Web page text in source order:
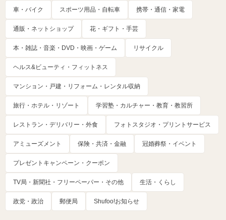
車・バイク スポーツ用品・自転車 携帯・通信・家電
通販・ネットショップ 花・ギフト・手芸
本・雑誌・音楽・DVD・映画・ゲーム リサイクル
ヘルス&ビューティ・フィットネス
マンション・戸建・リフォーム・レンタル収納
旅行・ホテル・リゾート 学習塾・カルチャー・教育・教習所
レストラン・デリバリー・外食 フォトスタジオ・プリントサービス
アミューズメント 保険・共済・金融 冠婚葬祭・イベント
プレゼントキャンペーン・クーポン
TV局・新聞社・フリーペーパー・その他 生活・くらし
政党・政治 郵便局 Shufoo!お知らせ